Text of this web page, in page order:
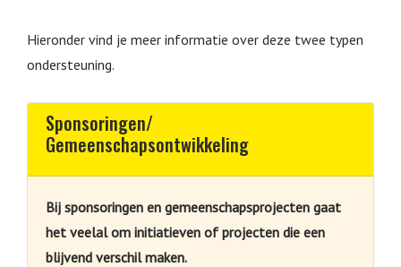
Hieronder vind je meer informatie over deze twee typen
ondersteuning.
Sponsoringen/
Gemeenschapsontwikkeling
Bij sponsoringen en gemeenschapsprojecten gaat
het veelal om initiatieven of projecten die een
blijvend verschil maken.